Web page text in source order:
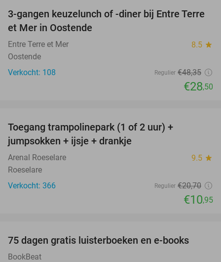
41%
3-gangen keuzelunch of -diner bij Entre Terre
et Mer in Oostende
Entre Terre et Mer 8.5 star
Oostende
Verkocht: 108
Regulier €48,35
€28,50
Toegang trampolinepark (1 of 2 uur) +
jumpsokken + ijsje + drankje
Arenal Roeselare 9.5 star
Roeselare
Verkocht: 366
Regulier €20,70
€10,95
75 dagen gratis luisterboeken en e-books
BookBeat